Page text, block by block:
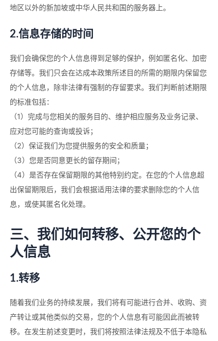
地区以外的新加坡或中华人民共和国的服务器上。
2.信息存储的时间
我们会确保您的个人信息得到足够的保护，例如匿名化、加密
存储等。我们只会在达成本政策所述目的所需的期限内保留您
的个人信息，除非法律有强制的存留要求。我们判断前述期限
的标准包括：
（1）完成与您相关的服务目的、维护相应服务及业务记录、
应对您可能的查询或投诉；
（2）保证我们为您提供服务的安全和质量；
（3）您是否同意更长的留存期间；
（4）是否存在保留期限的其他特别约定。在您的个人信息超
出保留期限后，我们会根据适用法律的要求删除您的个人信
息，或使其匿名化处理。
三、我们如何转移、公开您的个
人信息
1.转移
随着我们业务的持续发展，我们将有可能进行合并、收购、资
产转让或其他类似的交易，您的个人信息有可能因此而被转
移。在发生前述变更时，我们将按照法律法规及不低于本隐私